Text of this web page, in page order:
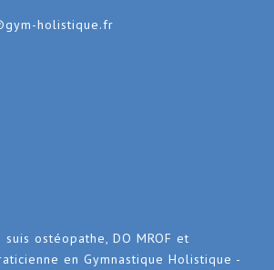
holistique.fr
suis ostéopathe, DO MROF et
en Gymnastique Holistique -